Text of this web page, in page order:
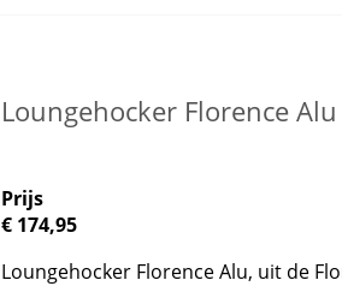
Loungehocker Florence Alu
Prijs
€ 174,95
Loungehocker Florence Alu, uit de